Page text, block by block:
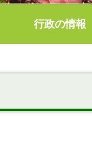
行政の情報